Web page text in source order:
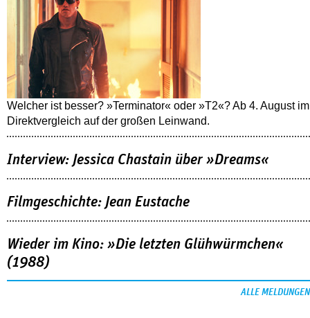
Welcher ist besser? »Terminator« oder »T2«? Ab 4. August im
Direktvergleich auf der großen Leinwand.
Interview: Jessica Chastain über »Dreams«
Filmgeschichte: Jean Eustache
Wieder im Kino: »Die letzten Glühwürmchen«
(1988)
ALLE MELDUNGEN